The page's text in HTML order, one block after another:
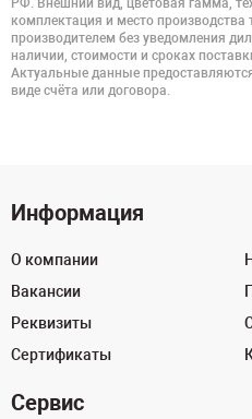
РФ. Внешний вид, цветовая гамма,
комплектация и место
производителем без уведомления
наличии, стоимости и сроках
Актуальные данные
виде счёта или договора.
Информация
О компании
Вакансии
Реквизиты
Сертификаты
Сервис